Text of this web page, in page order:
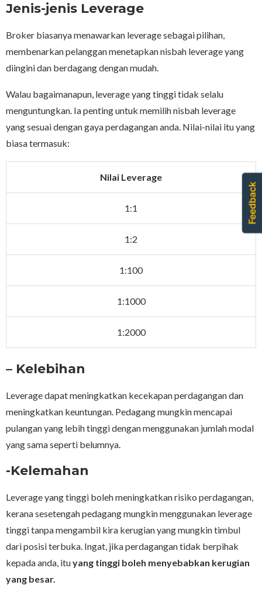
Jenis-jenis Leverage
Broker biasanya menawarkan leverage sebagai pilihan,
membenarkan pelanggan menetapkan nisbah leverage yang
diingini dan berdagang dengan mudah.
Walau bagaimanapun, leverage yang tinggi tidak selalu
menguntungkan. Ia penting untuk memilih nisbah leverage
yang sesuai dengan gaya perdagangan anda. Nilai-nilai itu yang
biasa termasuk:
Nilai Leverage
1:1
1:2
1:100
1:1000
1:2000
– Kelebihan
Leverage dapat meningkatkan kecekapan perdagangan dan
meningkatkan keuntungan. Pedagang mungkin mencapai
pulangan yang lebih tinggi dengan menggunakan jumlah modal
yang sama seperti belumnya.
-Kelemahan
Leverage yang tinggi boleh meningkatkan risiko perdagangan,
kerana sesetengah pedagang mungkin menggunakan leverage
tinggi tanpa mengambil kira kerugian yang mungkin timbul
dari posisi terbuka. Ingat, jika perdagangan tidak berpihak
kepada anda, ituyang tinggi boleh menyebabkan kerugian
yang besar.